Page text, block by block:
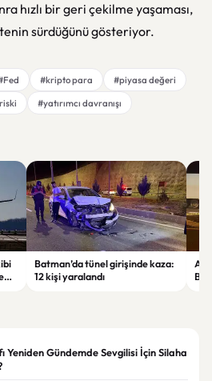
hızlı bir geri çekilme yaşaması,
sürdüğünü gösteriyor.
#kripto para
#piyasa değeri
#yatırımcı davranışı
Batman’da tünel girişinde kaza:
12 kişi yaralandı
Yeniden Gündemde Sevgilisi İçin Silaha